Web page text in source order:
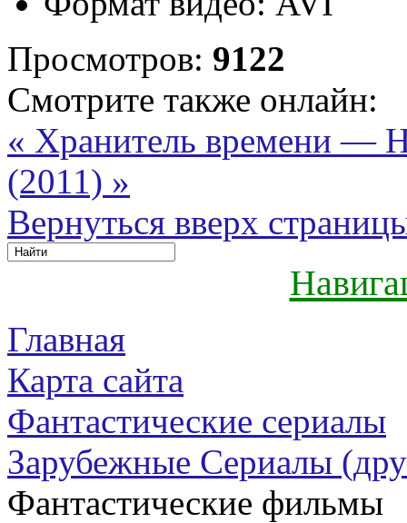
Просмотров: 9122
Смотрите также онлайн:
« Хранитель времени —
(2011) »
Вернуться вверх
Главная
Карта сайта
Фантастические сериалы
Зарубежные Сериалы
Фантастические фильмы